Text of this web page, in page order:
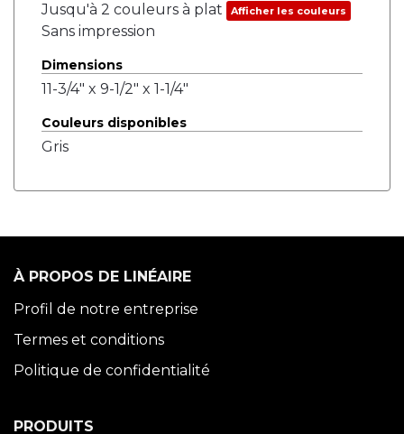
Jusqu'à 2 couleurs à plat Afficher les couleurs
Sans impression
Dimensions
11-3/4" x 9-1/2" x 1-1/4"
Couleurs disponibles
Gris
À PROPOS DE LINÉAIRE
Profil de notre entreprise
Termes et conditions
Politique de confidentialité
PRODUITS